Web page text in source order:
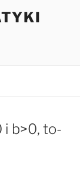
i b>0, to-